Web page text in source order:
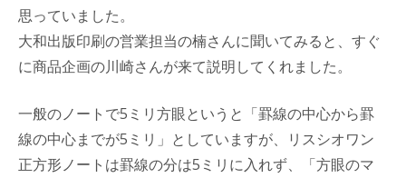
思っていました。
大和出版印刷の営業担当の楠さんに聞いてみると、すぐ
に商品企画の川崎さんが来て説明してくれました。
一般のノートで5ミリ方眼というと「罫線の中心から罫
線の中心までが5ミリ」としていますが、リスシオワン
正方形ノートは罫線の分は5ミリに入れず、「方眼のマ